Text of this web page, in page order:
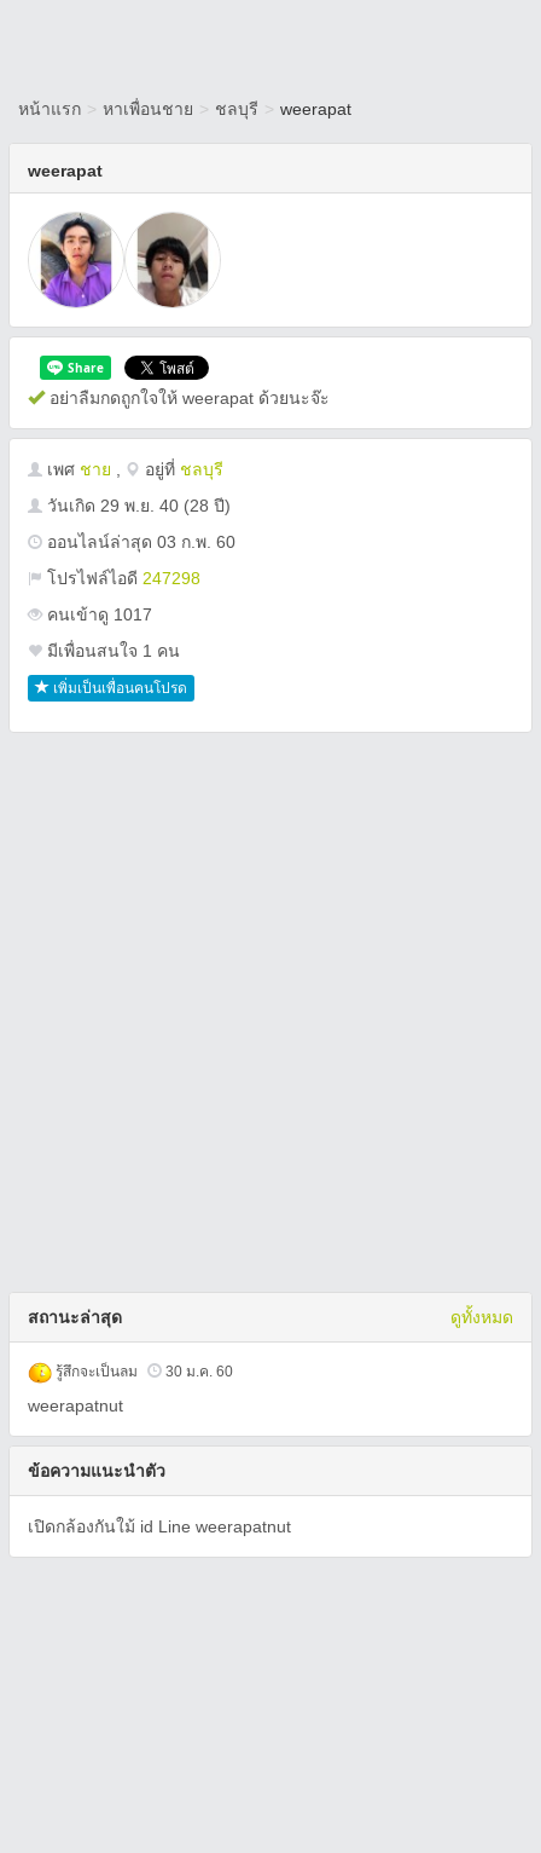
หน้าแรก > หาเพื่อนชาย > ชลบุรี > weerapat
weerapat
อย่าลืมกดถูกใจให้ weerapat ด้วยนะจ๊ะ
เพศ ชาย อยู่ที่ ชลบุรี
วันเกิด 29 พ.ย. 40 (28 ปี)
ออนไลน์ล่าสุด 03 ก.พ. 60
โปรไฟล์ไอดี 247298
คนเข้าดู 1017
มีเพื่อนสนใจ 1 คน
เพิ่มเป็นเพื่อนคนโปรด
สถานะล่าสุด ดูทั้งหมด
รู้สึกจะเป็นลม 30 ม.ค. 60
weerapatnut
ข้อความแนะนำตัว
เปิดกล้องกันใม้ id Line weerapatnut